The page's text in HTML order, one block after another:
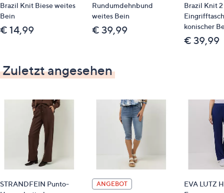
Brazil Knit Biese weites
Bein
€ 14,99
Rundumdehnbund
weites Bein
€ 39,99
Brazil Knit 2
konischer
€ 39,99
Zuletzt angesehen
STRANDFEIN Punto-
ANGEBOT
EVA LUTZ